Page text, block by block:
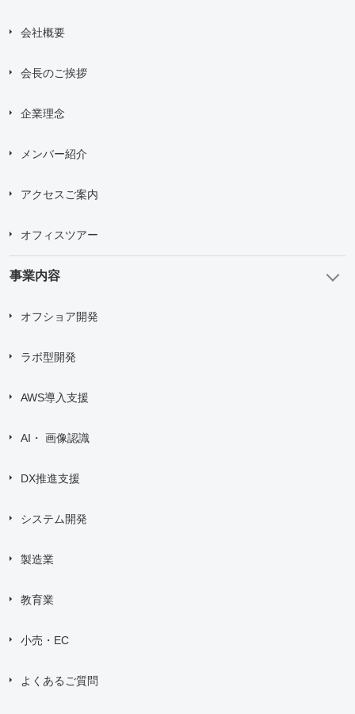
会社概要
会長のご挨拶
企業理念
メンバー紹介
アクセスご案内
オフィスツアー
事業内容
オフショア開発
ラボ型開発
AWS導入支援
AI・ 画像認識
DX推進支援
システム開発
製造業
教育業
小売・EC
よくあるご質問